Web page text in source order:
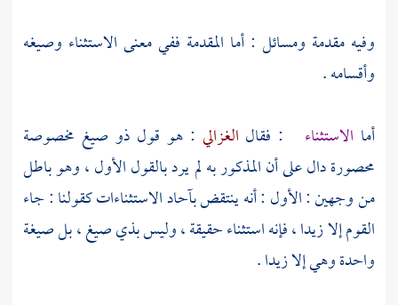
وفيه مقدمة ومسائل : أما المقدمة ففي معنى الاستثناء وصيغه
وأقسامه .
أما الاستثناء : فقال الغزالي : هو قول ذو صيغ مخصوصة
محصورة دال على أن المذكور به لم يرد بالقول الأول ، وهو باطل
من وجهين : الأول : أنه ينتقض بآحاد الاستثناءات كقولنا : جاء
القوم إلا زيدا ، فإنه استثناء حقيقة ، وليس بذي صيغ ، بل صيغة
واحدة وهي إلا زيدا .